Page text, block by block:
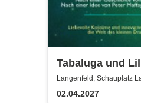
Tabaluga und
drachenstarke
ganze Familie
Langenfeld, Schauplatz
02.04.2027